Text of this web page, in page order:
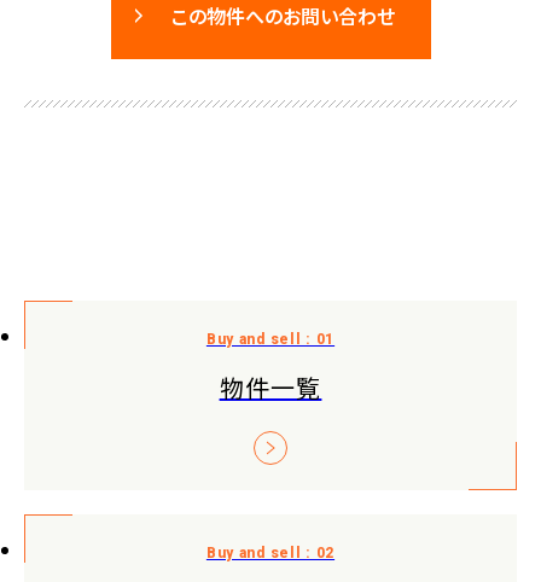
この物件へのお問い合わせ
物件一覧